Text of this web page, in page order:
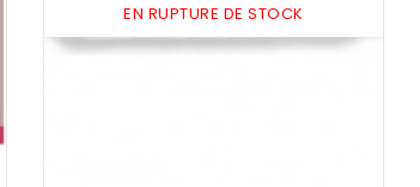
EN RUPTURE DE STOCK